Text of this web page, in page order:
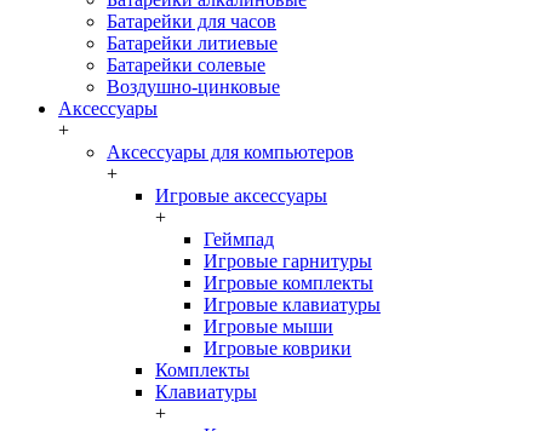
Батарейки для часов
Батарейки литиевые
Батарейки солевые
Воздушно-цинковые
Аксессуары
+
Аксессуары для компьютеров
+
Игровые аксессуары
+
Геймпад
Игровые гарнитуры
Игровые комплекты
Игровые клавиатуры
Игровые мыши
Игровые коврики
Комплекты
Клавиатуры
+